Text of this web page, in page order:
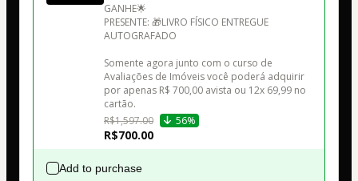
GANHE🌟
PRESENTE: 🎁LIVRO FÍSICO ENTREGUE
AUTOGRAFADO
Somente agora junto com o curso de
Avaliações de Imóveis você poderá adquirir
por apenas R$ 700,00 avista ou 12x 69,99 no
cartão.
R$1,597.00
56%
R$700.00
Add to purchase